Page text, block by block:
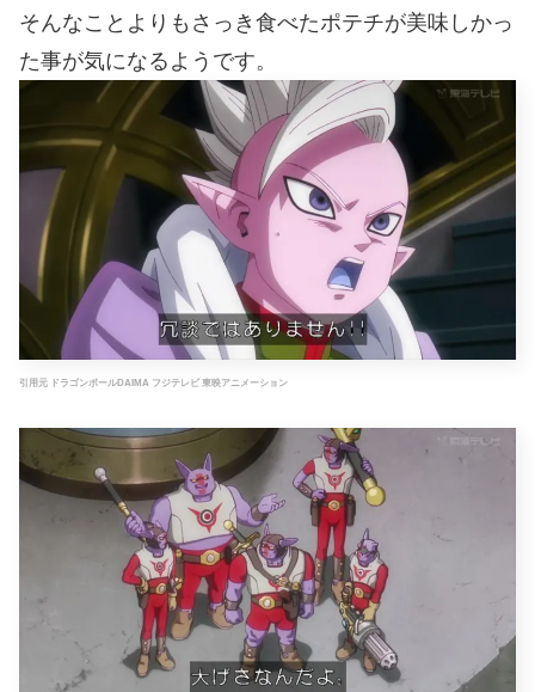
そんなことよりもさっき食べたポテチが美味しかっ
た事が気になるようです。
引用元 ドラゴンボールDAIMA フジテレビ 東映アニメーション